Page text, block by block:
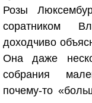
Розы
соратником
доходчиво
Она даже
собрания
почему-то